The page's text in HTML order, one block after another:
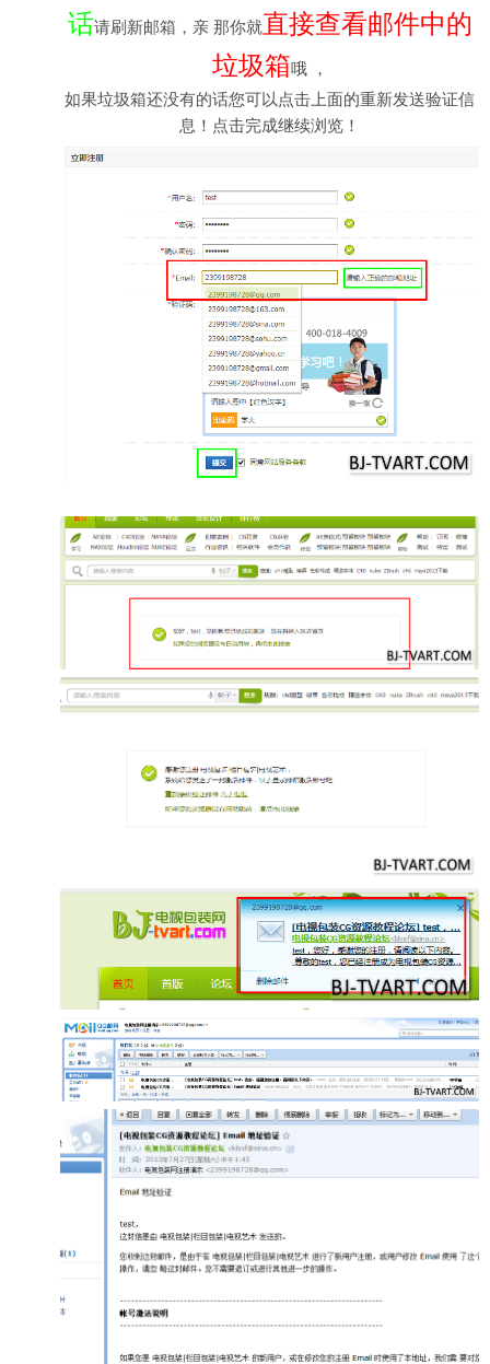
话请刷新邮箱，亲 那你就直接查看邮件中的
垃圾箱哦 ，
如果垃圾箱还没有的话您可以点击上面的重新发送验证信
息！点击完成继续浏览！